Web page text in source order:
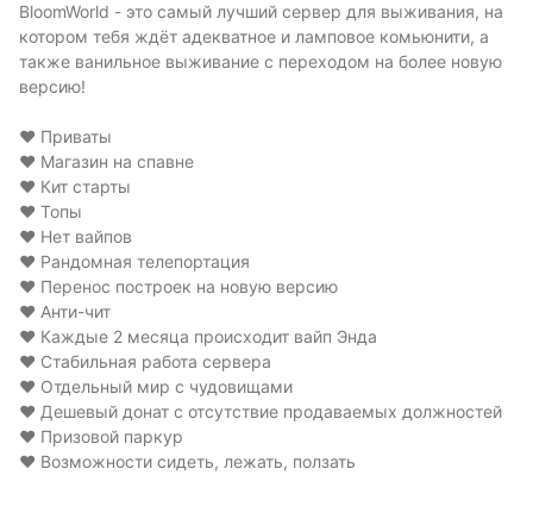
BloomWorld - это самый лучший сервер для выживания, на
котором тебя ждёт адекватное и ламповое комьюнити, а
также ванильное выживание с переходом на более новую
версию!
❤️ Приваты
❤️ Магазин на спавне
❤️ Кит старты
❤️ Топы
❤️ Нет вайпов
❤️ Рандомная телепортация
❤️ Перенос построек на новую версию
❤️ Анти-чит
❤️ Каждые 2 месяца происходит вайп Энда
❤️ Стабильная работа сервера
❤️ Отдельный мир с чудовищами
❤️ Дешевый донат с отсутствие продаваемых должностей
❤️ Призовой паркур
❤️ Возможности сидеть, лежать, ползать